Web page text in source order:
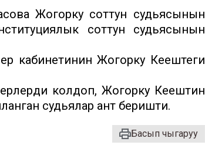
Жогорку соттун судьясынын
соттун судьясынын
кабинетинин Жогорку Кеңештеги
колдоп, Жогорку Кеңештин
судьялар ант беришти.
Басып чыгаруу